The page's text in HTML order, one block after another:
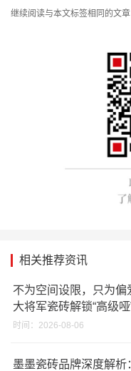
继续阅读与本文标签相同的文章
相关推荐资讯
不为空间设限，只为偏
大将军瓷砖解锁“高级
时间：2026-08-06
墨墨瓷砖品牌深度解析